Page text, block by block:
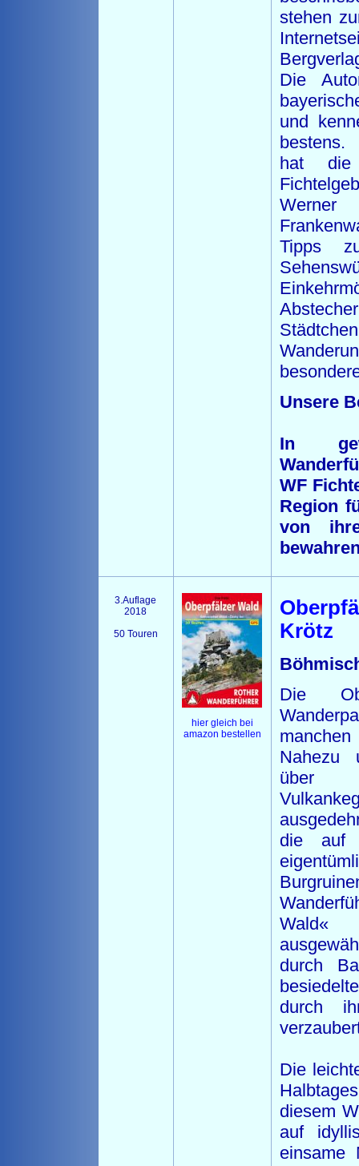
stehen
Die
und
bestens.
hat
Tipps
Unsere
In
WF
Region
von
3.Auflage
2018
50 Touren
hier gleich bei
amazon bestellen
Krötz
Die
Nahezu
über
die auf
durch
durch
Die
diesem
auf
einsame